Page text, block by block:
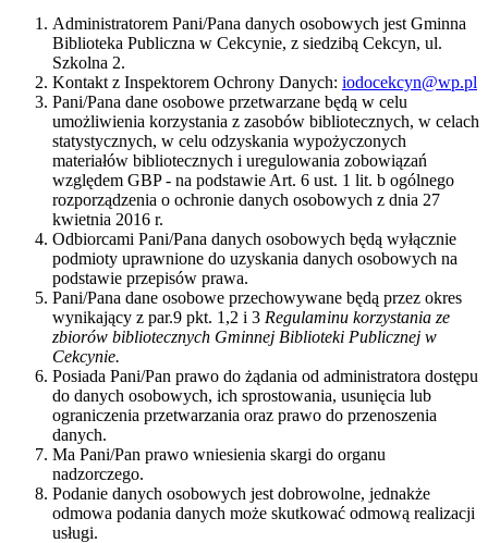
Administratorem Pani/Pana danych osobowych jest Gminna
Biblioteka Publiczna w Cekcynie, z siedzibą Cekcyn, ul.
Szkolna 2.
Kontakt z Inspektorem Ochrony Danych: iodocekcyn@wp.pl
Pani/Pana dane osobowe przetwarzane będą w celu
umożliwienia korzystania z zasobów bibliotecznych, w celach
statystycznych, w celu odzyskania wypożyczonych
materiałów bibliotecznych i uregulowania zobowiązań
względem GBP - na podstawie Art. 6 ust. 1 lit. b ogólnego
rozporządzenia o ochronie danych osobowych z dnia 27
kwietnia 2016 r.
Odbiorcami Pani/Pana danych osobowych będą wyłącznie
podmioty uprawnione do uzyskania danych osobowych na
podstawie przepisów prawa.
Pani/Pana dane osobowe przechowywane będą przez okres
wynikający z par.9 pkt. 1,2 i 3 Regulaminu korzystania ze
zbiorów bibliotecznych Gminnej Biblioteki Publicznej w
Cekcynie.
Posiada Pani/Pan prawo do żądania od administratora dostępu
do danych osobowych, ich sprostowania, usunięcia lub
ograniczenia przetwarzania oraz prawo do przenoszenia
danych.
Ma Pani/Pan prawo wniesienia skargi do organu
nadzorczego.
Podanie danych osobowych jest dobrowolne, jednakże
odmowa podania danych może skutkować odmową realizacji
usługi.